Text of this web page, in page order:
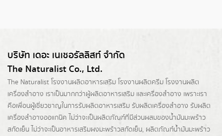
บริษัท เดอะ เนเชอรัลลิสท์ จำกัด
The Naturalist Co., Ltd.
The Naturalist โรงงานผลิตอาหารเสริม โรงงานผลิตครีม โรงงานผลิต
เครื่องสำอาง เราเป็นมากกว่าผู้ผลิตอาหารเสริม และเครื่องสำอาง เพราะเรา
คือเพื่อนผู้เชี่ยวชาญในการรับผลิตอาหารเสริม รับผลิตเครื่องสำอาง รับผลิต
เครื่องสำอางออแกนิค ไม่ว่าจะเป็นผลิตภัณฑ์ที่มีส่วนผสมของน้ำมันมะพร้าว
สกัดเย็น ไม่ว่าจะเป็นอาหารเสริมผงมะพร้าวสกัดเย็น, ผลิตภัณฑ์น้ำมันมะพร้าว